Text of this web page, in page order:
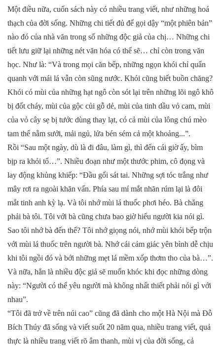
Một điều nữa, cuốn sách này có nhiều trang viết, như những hoá
thạch của đời sống. Những chi tiết đủ để gọi dậy “một phiên bản”
nào đó của nhà văn trong số những độc giả của chị… Những chi
tiết lưu giữ lại những nét văn hóa có thể sẽ… chỉ còn trong văn
học. Như là: “Và trong mọi căn bếp, những ngọn khói chỉ quẩn
quanh với mái lá vẫn còn sũng nước. Khói cũng biết buồn chăng?
Khói có mùi của những hạt ngô còn sót lại trên những lõi ngô khô
bị đốt cháy, mùi của gộc củi gỗ dẻ, mùi của tinh dầu vỏ cam, mùi
của vỏ cây sẹ bị tước dùng thay lạt, có cả mùi của lông chú mèo
tam thể nằm sưởi, mải ngủ, lửa bén sém cả một khoảng...”.
Rồi “Sau một ngày, dù là đi đâu, làm gì, thì đến cái giờ ấy, bìm
bịp ra khỏi tổ…”. Nhiều đoạn như một thước phim, cô đọng và
lay động khủng khiếp: “Đầu gối sát tai. Những sợi tóc trắng như
mây rơi ra ngoài khăn vấn. Phía sau mí mắt nhăn rúm lại là đôi
mắt tinh anh kỳ lạ. Và tôi nhớ mùi lá thuốc phơi héo. Bà chẳng
phải bà tôi. Tôi với bà cũng chưa bao giờ hiểu người kia nói gì.
Sao tôi nhớ bà đến thế? Tôi nhớ giọng nói, nhớ mùi khói bếp trộn
với mùi lá thuốc trên người bà. Nhớ cái cảm giác yên bình dễ chịu
khi tôi ngồi đó và bới những mẹt lá mềm xốp thơm tho của bà…”.
Và nữa, hẳn là nhiều độc giả sẽ muốn khóc khi đọc những dòng
này: “Người có thể yêu người mà không nhất thiết phải nói gì với
nhau”.
“Tôi đã trở về trên núi cao” cũng đã dành cho một Hà Nội mà Đỗ
Bích Thúy đã sống và viết suốt 20 năm qua, nhiều trang viết, quả
thực là nhiều trang viết rõ âm thanh, mùi vị của đời sống, cả